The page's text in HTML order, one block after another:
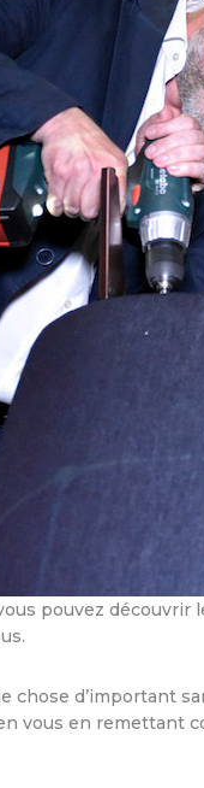
pouvez découvrir
chose d’important
vous en remettant